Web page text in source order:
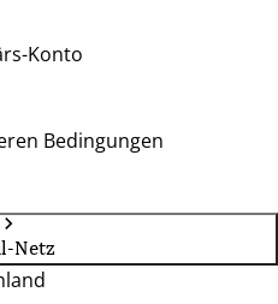
Konto
Bedingungen
Netz